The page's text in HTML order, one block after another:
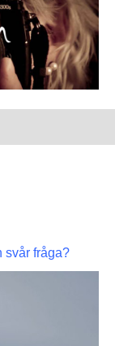
svår fråga?